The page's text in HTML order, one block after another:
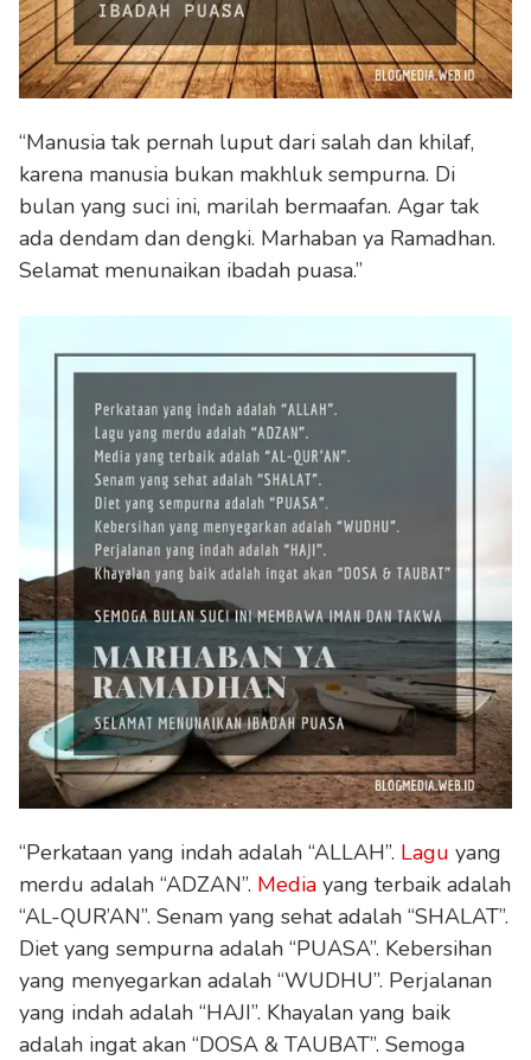
“Manusia tak pernah luput dari salah dan khilaf,
karena manusia bukan makhluk sempurna. Di
bulan yang suci ini, marilah bermaafan. Agar tak
ada dendam dan dengki. Marhaban ya Ramadhan.
Selamat menunaikan ibadah puasa.”
“Perkataan yang indah adalah “ALLAH”. Lagu yang
merdu adalah “ADZAN”. Media yang terbaik adalah
“AL-QUR’AN”. Senam yang sehat adalah “SHALAT”.
Diet yang sempurna adalah “PUASA”. Kebersihan
yang menyegarkan adalah “WUDHU”. Perjalanan
yang indah adalah “HAJI”. Khayalan yang baik
adalah ingat akan “DOSA & TAUBAT”. Semoga